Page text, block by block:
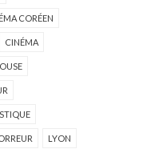
CORÉEN
CINÉMA
LYON